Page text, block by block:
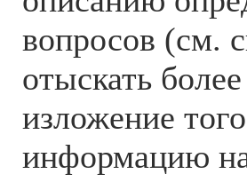
вопросов (см.
отыскать
изложение
информацию